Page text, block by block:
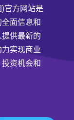
官方网站是
面信息和
供最新的
实现商业
资机会和